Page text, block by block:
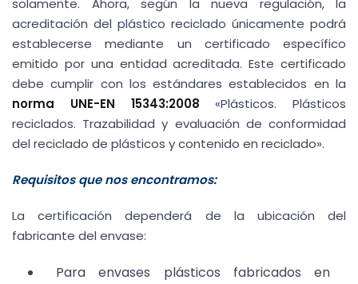
solamente. Ahora, según la nueva regulación, la
acreditación del plástico reciclado únicamente podrá
establecerse mediante un certificado específico
emitido por una entidad acreditada. Este certificado
debe cumplir con los estándares establecidos en la
norma UNE-EN 15343:2008 «Plásticos. Plásticos
reciclados. Trazabilidad y evaluación de conformidad
del reciclado de plásticos y contenido en reciclado».
Requisitos que nos encontramos:
La certificación dependerá de la ubicación del
fabricante del envase:
Para envases plásticos fabricados en